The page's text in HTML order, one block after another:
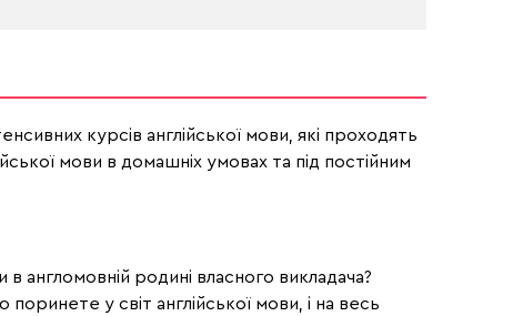
курсів англійської мови, які проходять
мови в домашніх умовах та під постійним
родині власного викладача?
у світ англійської мови, і на весь